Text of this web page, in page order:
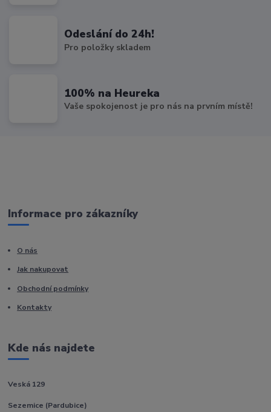
Odeslání do 24h!
Pro položky skladem
100% na Heureka
Vaše spokojenost je pro nás na prvním místě!
Informace pro zákazníky
O nás
Jak nakupovat
Obchodní podmínky
Kontakty
Kde nás najdete
Veská 129
Sezemice (Pardubice)